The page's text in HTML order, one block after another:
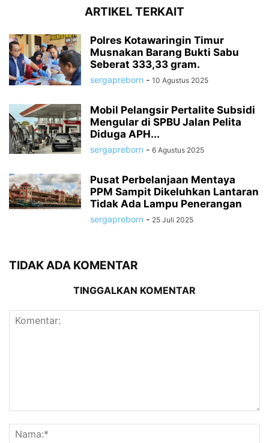
ARTIKEL TERKAIT
Polres Kotawaringin Timur
Musnakan Barang Bukti Sabu
Seberat 333,33 gram.
sergapreborn - 10 Agustus 2025
Mobil Pelangsir Pertalite Subsidi
Mengular di SPBU Jalan Pelita
Diduga APH...
sergapreborn - 6 Agustus 2025
Pusat Perbelanjaan Mentaya
PPM Sampit Dikeluhkan Lantaran
Tidak Ada Lampu Penerangan
sergapreborn - 25 Juli 2025
TIDAK ADA KOMENTAR
TINGGALKAN KOMENTAR